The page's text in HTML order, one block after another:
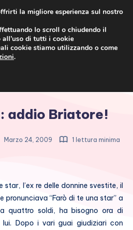
addio Briatore!
Marzo 24, 2009 1 lettura minima
star, l’ex re delle donnine svestite, il
pronunciava “Farò di te una star” a
quattro soldi, ha bisogno ora di
Dopo i vari guai giudiziari con
la migliore esperienza sul nostro
lo scroll o chiudendo il
all’uso di tutti i cookie
cookie stiamo utilizzando o come
.